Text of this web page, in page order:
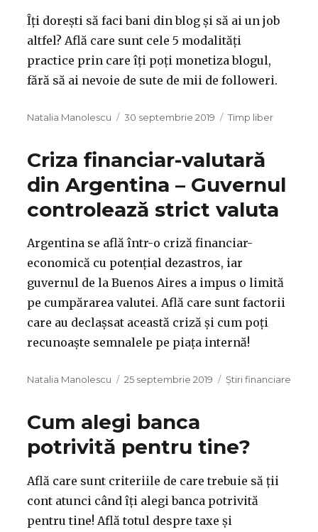
Îți dorești să faci bani din blog și să ai un job
altfel? Află care sunt cele 5 modalități
practice prin care îți poți monetiza blogul,
fără să ai nevoie de sute de mii de followeri.
Autor
Natalia Manolescu
Publicat
30 septembrie 2019 Categorii
Timp liber
Criza financiar-valutară
din Argentina – Guvernul
controlează strict valuta
Argentina se află într-o criză financiar-
economică cu potențial dezastros, iar
guvernul de la Buenos Aires a impus o limită
pe cumpărarea valutei. Află care sunt factorii
care au declașsat această criză și cum poți
recunoaște semnalele pe piața internă!
Autor
Natalia Manolescu
Publicat
25 septembrie 2019 Categorii
Știri financiare
Cum alegi banca
potrivită pentru tine?
Află care sunt criteriile de care trebuie să ții
cont atunci când îți alegi banca potrivită
pentru tine! Află totul despre taxe și